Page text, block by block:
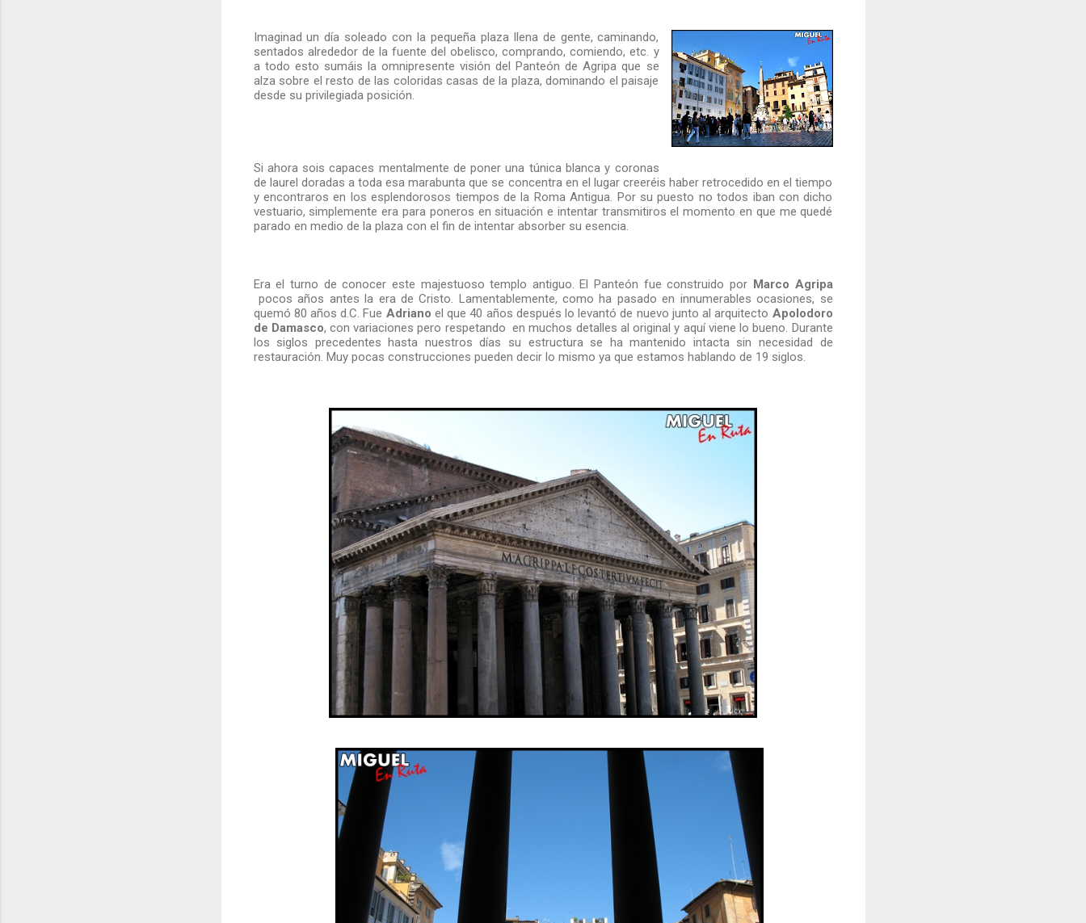
Imaginad un día soleado con la pequeña plaza llena de gente, caminando,
sentados alrededor de la fuente del obelisco, comprando, comiendo, etc. y
a todo esto sumáis la omnipresente visión del Panteón de Agripa que se
alza sobre el resto de las coloridas casas de la plaza, dominando el paisaje
desde su privilegiada posición.
Si ahora sois capaces mentalmente de poner una túnica blanca y coronas
de laurel doradas a toda esa marabunta que se concentra en el lugar creeréis haber retrocedido en el tiempo
y encontraros en los esplendorosos tiempos de la Roma Antigua. Por su puesto no todos iban con dicho
vestuario, simplemente era para poneros en situación e intentar transmitiros el momento en que me quedé
parado en medio de la plaza con el fin de intentar absorber su esencia.
Era el turno de conocer este majestuoso templo antiguo. El Panteón fue construido por Marco Agripa
pocos años antes la era de Cristo. Lamentablemente, como ha pasado en innumerables ocasiones, se
quemó 80 años d.C. Fue Adriano el que 40 años después lo levantó de nuevo junto al arquitecto Apolodoro
de Damasco, con variaciones pero respetando en muchos detalles al original y aquí viene lo bueno. Durante
los siglos precedentes hasta nuestros días su estructura se ha mantenido intacta sin necesidad de
restauración. Muy pocas construcciones pueden decir lo mismo ya que estamos hablando de 19 siglos.